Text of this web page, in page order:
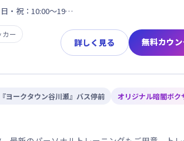
・祝：10:00～19…
カー
詳しく見る 無料カウ
ヨークタウン谷川瀬』バス停前 オリジナル暗闇ボク